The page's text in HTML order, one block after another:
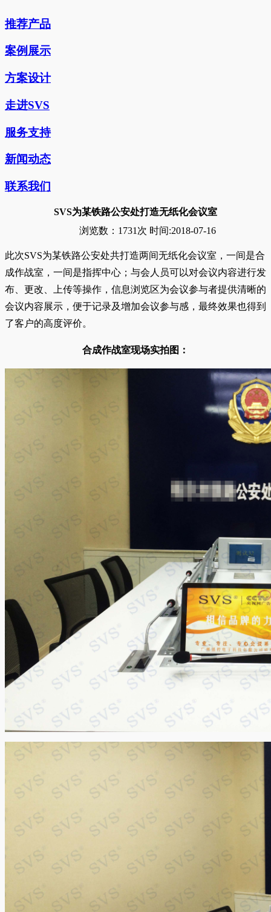
推荐产品
案例展示
方案设计
走进SVS
服务支持
新闻动态
联系我们
SVS为某铁路公安处打造无纸化会议室
浏览数： 1731次 时间:2018-07-16
此次SVS为某铁路公安处共打造两间无纸化会议室，一间是合
成作战室，一间是指挥中心；与会人员可以对会议内容进行发
布、更改、上传等操作，信息浏览区为会议参与者提供清晰的
会议内容展示，便于记录及增加会议参与感，最终效果也得到
了客户的高度评价。
合成作战室现场实拍图：